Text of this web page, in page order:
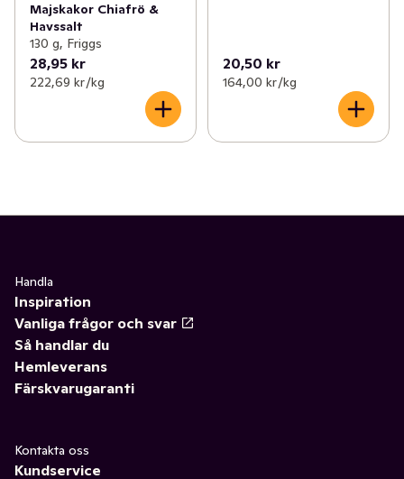
Majskakor Chiafrö &
Havssalt
130 g, Friggs
28,95 kr
222,69 kr /kg
20,50 kr
164,00 kr /kg
Handla
Inspiration
Vanliga frågor och svar
Så handlar du
Hemleverans
Färskvarugaranti
Kontakta oss
Kundservice